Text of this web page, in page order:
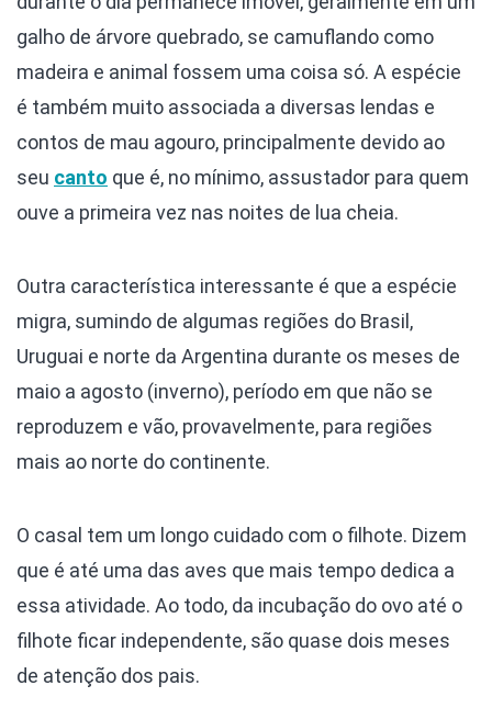
galho de árvore quebrado, se camuflando como
madeira e animal fossem uma coisa só. A espécie
é também muito associada a diversas lendas e
contos de mau agouro, principalmente devido ao
seu canto que é, no mínimo, assustador para quem
ouve a primeira vez nas noites de lua cheia.
Outra característica interessante é que a espécie
migra, sumindo de algumas regiões do Brasil,
Uruguai e norte da Argentina durante os meses de
maio a agosto (inverno), período em que não se
reproduzem e vão, provavelmente, para regiões
mais ao norte do continente.
O casal tem um longo cuidado com o filhote. Dizem
que é até uma das aves que mais tempo dedica a
essa atividade. Ao todo, da incubação do ovo até o
filhote ficar independente, são quase dois meses
de atenção dos pais.